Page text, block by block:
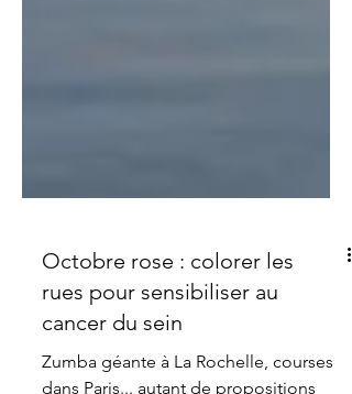
Octobre rose : colorer les
rues pour sensibiliser au
cancer du sein